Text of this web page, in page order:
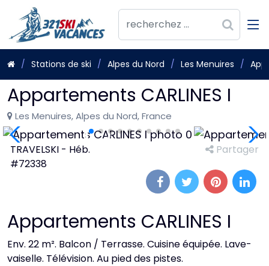
Stations de ski Alpes du Nord Les Menuires
Appartements CARLINES I
Les Menuires, Alpes du Nord, France
TRAVELSKI - Héb.
#72338
Partager
Appartements CARLINES I
Env. 22 m². Balcon / Terrasse. Cuisine équipée. Lave-
vaiselle. Télévision. Au pied des pistes.